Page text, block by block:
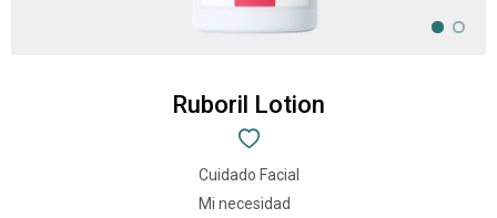
Ruboril Lotion
Cuidado Facial
Mi necesidad